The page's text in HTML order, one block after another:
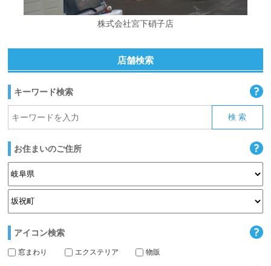
株式会社宮下硝子店
店舗検索
キーワード検索
お住まいのご住所
アイコン検索
窓まわり エクステリア 物販